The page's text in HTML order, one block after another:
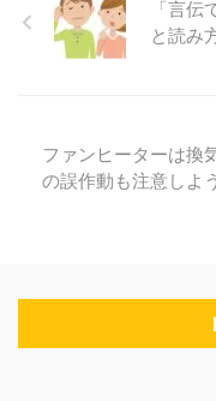
て、気付くと周りが濡れて
ます。 せっかくいい気分で
を飲んでいるのに、雑巾で拭
面倒な気分を解決してくる
最近はあるのです！ 今回はそ
「言
と読み
ファンヒーターは換
の誤作動も注意しよう